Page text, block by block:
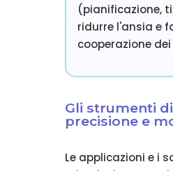
(pianificazione,
ridurre l'ansia e
cooperazione
Gli strumenti
precisione e
Le applicazioni e i